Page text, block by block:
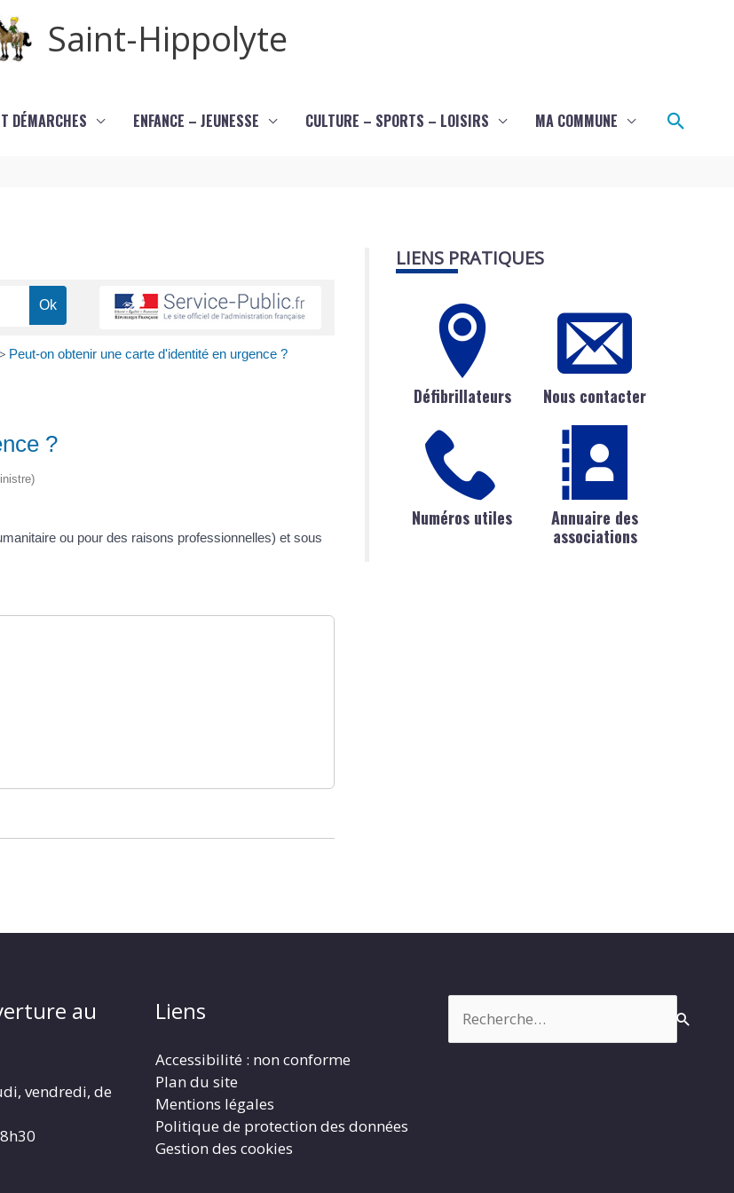
Saint-Hippolyte
DÉMARCHES ENFANCE – JEUNESSE CULTURE – SPORTS – LOISIRS MA COMMUNE
> Peut-on obtenir une carte d'identité en urgence ?
?
ou pour des raisons professionnelles) et sous
LIENS PRATIQUES
Défibrillateurs Nous contacter
Numéros utiles
Annuaire des
associations
au
vendredi, de
Liens
Accessibilité : non conforme
Plan du site
Mentions légales
Politique de protection des données
Gestion des cookies